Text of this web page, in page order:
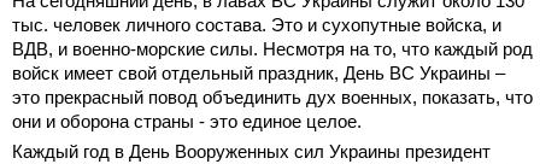
тыс. человек личного состава. Это и сухопутные войска, и
ВДВ, и военно-морские силы. Несмотря на то, что каждый род
войск имеет свой отдельный праздник, День ВС Украины –
это прекрасный повод объединить дух военных, показать, что
они и оборона страны - это единое целое.
Каждый год в День Вооруженных сил Украины президент